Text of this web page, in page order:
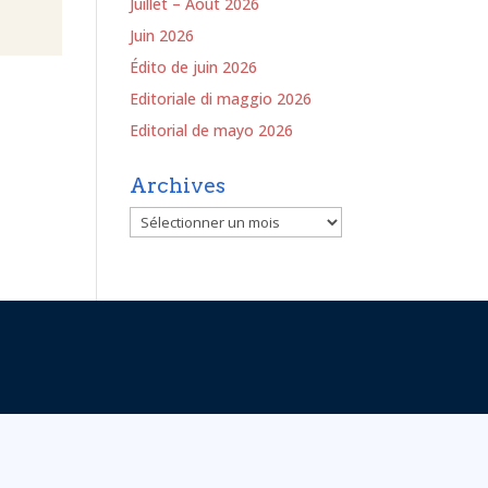
Juin 2026
Édito de juin 2026
Editoriale di maggio 2026
Editorial de mayo 2026
Archives
Archives